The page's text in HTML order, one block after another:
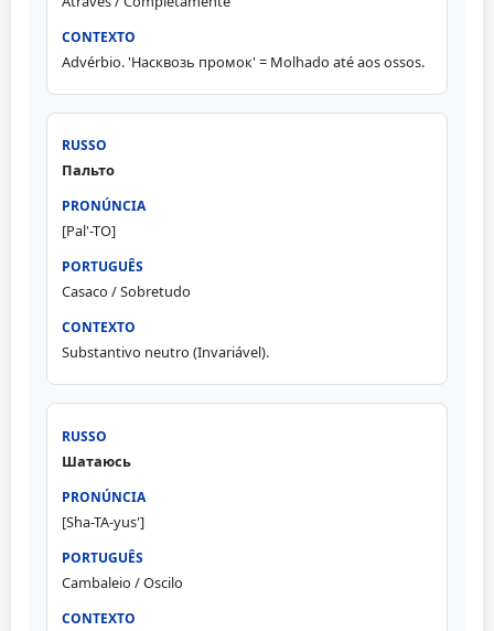
Advérbio. 'Насквозь промок' = Molhado até aos ossos.
Пальто
[Pal'-TO]
Casaco / Sobretudo
Substantivo neutro (Invariável).
Шатаюсь
[Sha-TA-yus']
Cambaleio / Oscilo